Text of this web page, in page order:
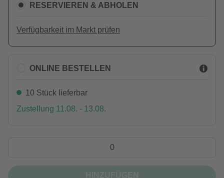
RESERVIEREN & ABHOLEN
Verfügbarkeit im Markt prüfen
ONLINE BESTELLEN
10 Stück lieferbar
Zustellung 11.08. - 13.08.